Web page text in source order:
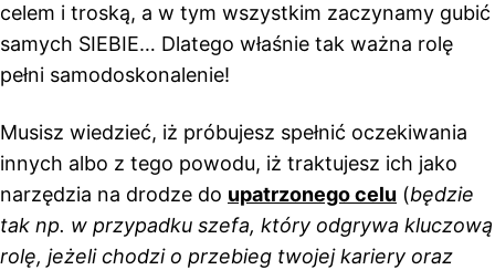
celem i troską, a w tym wszystkim zaczynamy gubić
samych SIEBIE… Dlatego właśnie tak ważna rolę
pełni samodoskonalenie!
Musisz wiedzieć, iż próbujesz spełnić oczekiwania
innych albo z tego powodu, iż traktujesz ich jako
narzędzia na drodze do upatrzonego celu (będzie
tak np. w przypadku szefa, który odgrywa kluczową
rolę, jeżeli chodzi o przebieg twojej kariery oraz